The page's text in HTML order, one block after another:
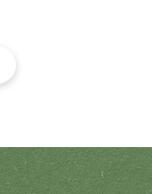
les pointes des
aux pousses
élevée. C'est
Correctement
une base
d'espace pour se